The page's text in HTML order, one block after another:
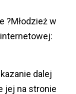
?Młodzież w
dalej
jej na stronie